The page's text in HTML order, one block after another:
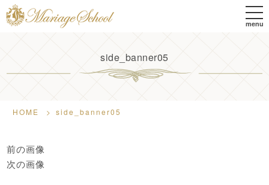
Skip
to
main
menu
side_banner05
HOME > side_banner05
前の画像
次の画像